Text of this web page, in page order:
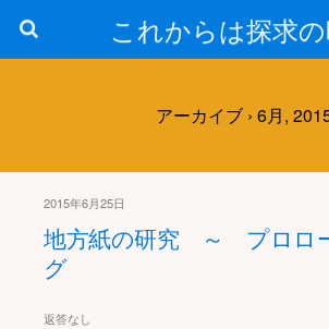
これからは探求
アーカイブ › 6月,
2015年6月25日
地方紙の研究 ～ プロロ
グ
返答なし